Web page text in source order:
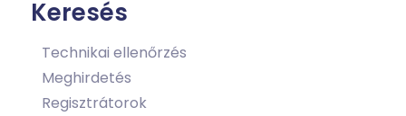
Keresés
Technikai ellenőrzés
Meghirdetés
Regisztrátorok